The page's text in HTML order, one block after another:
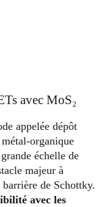
avec MoS₂
appelée dépôt
organique
échelle de
majeur à
de Schottky.
avec les